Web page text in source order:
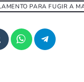
PARA FUGIR A